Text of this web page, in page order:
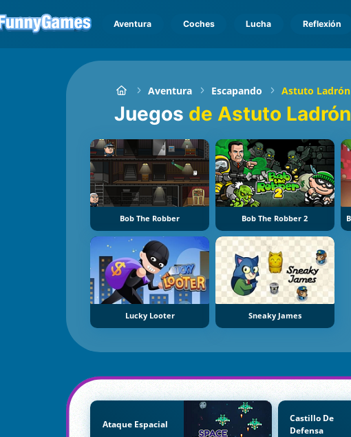
Aventura Coches Lucha Reflexión
Aventura Escapando Astuto Ladrón
Juegos de Astuto Ladrón
Bob The Robber Bob The Robber 2
Lucky Looter Sneaky James
Ataque Espacial
Castillo De
Defensa